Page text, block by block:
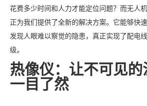
花费多少时间和人力才能定位问题？而无人
正为我们提供了全新的解决方案。它能够快
发现人眼难以察觉的隐患，真正实现了配电
级。
热像仪：让不可见的
一目了然